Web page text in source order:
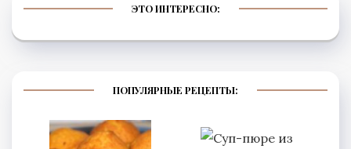
ЭТО ИНТЕРЕСНО:
ПОПУЛЯРНЫЕ РЕЦЕПТЫ: